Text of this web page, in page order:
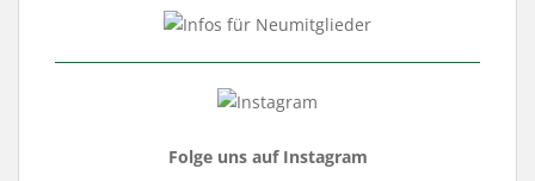
Folge uns auf Instagram